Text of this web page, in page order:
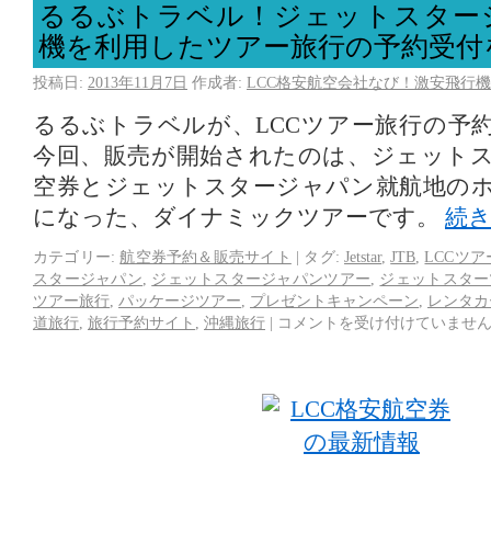
るるぶトラベル！ジェットスター
機を利用したツアー旅行の予約受付
投稿日: 2013年11月7日 作成者: LCC格安航空会社なび！激安飛行
るるぶトラベルが、LCCツアー旅行の予
今回、販売が開始されたのは、ジェット
空券とジェットスタージャパン就航地の
になった、ダイナミックツアーです。 続
カテゴリー: 航空券予約＆販売サイト | タグ: Jetstar,JTB ,LCCツア
スタージャパン
ジェットスタージャパンツアー
ジェットスタ
ツアー旅行 パッケージツアー プレゼントキャンペーン
レンタ
道旅行 旅行予約サイト 沖縄旅行 | コメントを受け付けていませ